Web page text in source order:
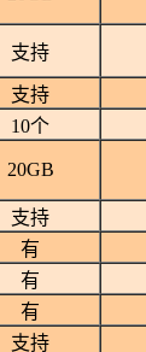
支持
支持
10个
20GB
支持
有
有
有
支持